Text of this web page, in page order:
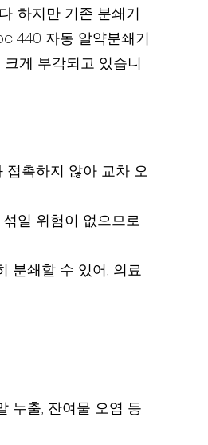
. 하지만 기존 분쇄기
440 자동 알약분쇄기
게 부각되고 있습니
접촉하지 않아 교차 오
일 위험이 없으므로
분쇄할 수 있어, 의료
누출, 잔여물 오염 등